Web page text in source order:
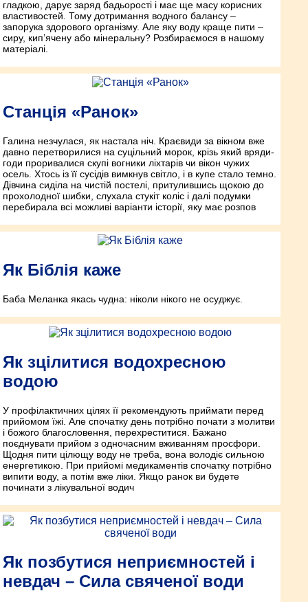
гладкою, дарує заряд бадьорості і має ще масу корисних
властивостей. Тому дотримання водного балансу –
запорука здорового організму. Але яку воду краще пити –
сиру, кип’ячену або мінеральну? Розбираємося в нашому
матеріалі.
Станція «Ранок»
Галина незчулася, як настала ніч. Краєвиди за вікном вже
давно перетворилися на суцільний морок, крізь який вряди-
годи проривалися скупі вогники ліхтарів чи вікон чужих
осель. Хтось із її сусідів вимкнув світло, і в купе стало темно.
Дівчина сиділа на чистій постелі, притулившись щокою до
прохолодної шибки, слухала стукіт коліс і далі подумки
перебирала всі можливі варіанти історії, яку має розпов
Як Біблія каже
Баба Меланка якась чудна: ніколи нікого не осуджує.
Як зцілитися водохресною
водою
У профілактичних цілях її рекомендують приймати перед
прийомом їжі. Але спочатку день потрібно почати з молитви
і божого благословення, перехреститися. Бажано
поєднувати прийом з одночасним вживанням просфори.
Щодня пити цілющу воду не треба, вона володіє сильною
енергетикою. При прийомі медикаментів спочатку потрібно
випити воду, а потім вже ліки. Якщо ранок ви будете
починати з лікувальної водич
Як позбутися неприємностей і
невдач – Сила свяченої води